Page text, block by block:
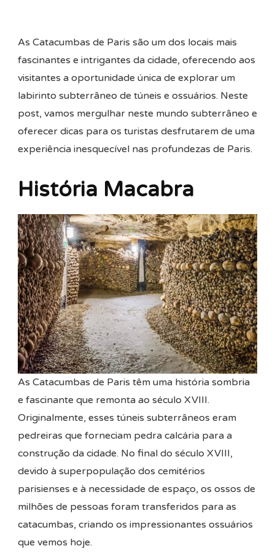
Luz
As Catacumbas de Paris são um dos locais mais
fascinantes e intrigantes da cidade, oferecendo aos
visitantes a oportunidade única de explorar um
labirinto subterrâneo de túneis e ossuários. Neste
post, vamos mergulhar neste mundo subterrâneo e
oferecer dicas para os turistas desfrutarem de uma
experiência inesquecível nas profundezas de Paris.
História Macabra
As Catacumbas de Paris têm uma história sombria
e fascinante que remonta ao século XVIII.
Originalmente, esses túneis subterrâneos eram
pedreiras que forneciam pedra calcária para a
construção da cidade. No final do século XVIII,
devido à superpopulação dos cemitérios
parisienses e à necessidade de espaço, os ossos de
milhões de pessoas foram transferidos para as
catacumbas, criando os impressionantes ossuários
que vemos hoje.